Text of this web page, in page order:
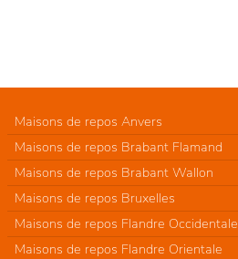
Maisons de repos Anvers
Maisons de repos Brabant Flamand
Maisons de repos Brabant Wallon
Maisons de repos Bruxelles
Maisons de repos Flandre Occidentale
Maisons de repos Flandre Orientale